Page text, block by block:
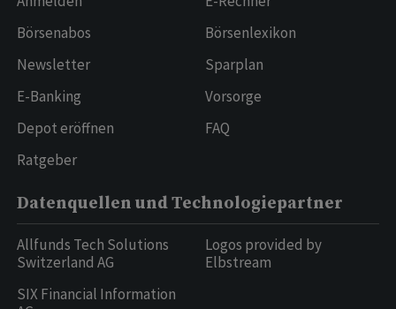
Börsenabos
Newsletter
E-Banking
Depot eröffnen
Ratgeber
Börsenlexikon
Sparplan
Vorsorge
FAQ
Datenquellen und Technologiepartner
Allfunds Tech Solutions
Switzerland AG
SIX Financial Information
Logos provided by
Elbstream